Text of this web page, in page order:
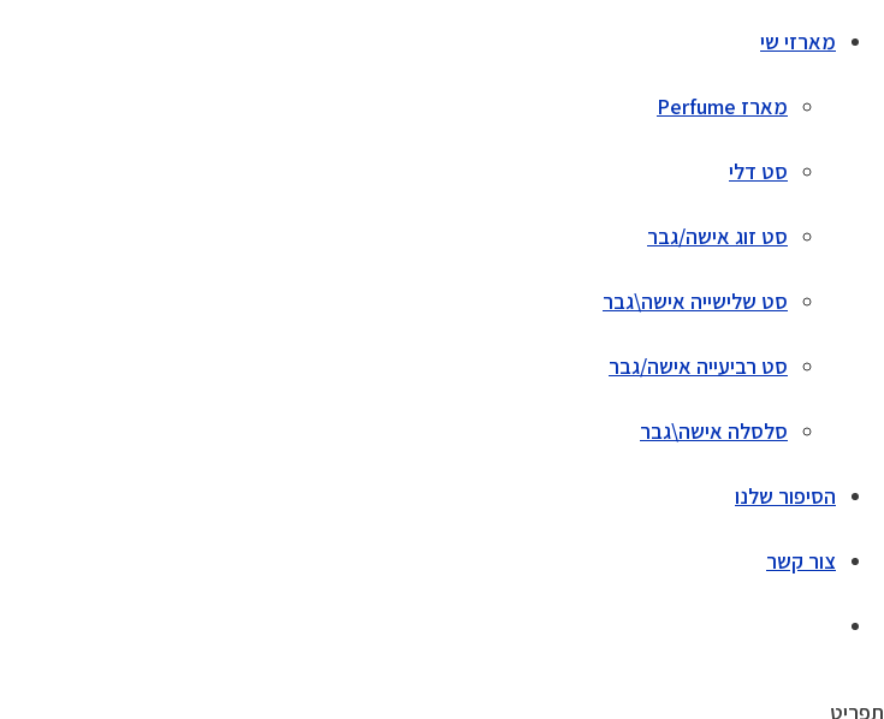
מארזי שי
מארז Perfume
סט דלי
סט זוג אישה/גבר
סט שלישייה אישה\גבר
סט רביעייה אישה/גבר
סלסלה אישה\גבר
הסיפור שלנו
צור קשר
תפריט